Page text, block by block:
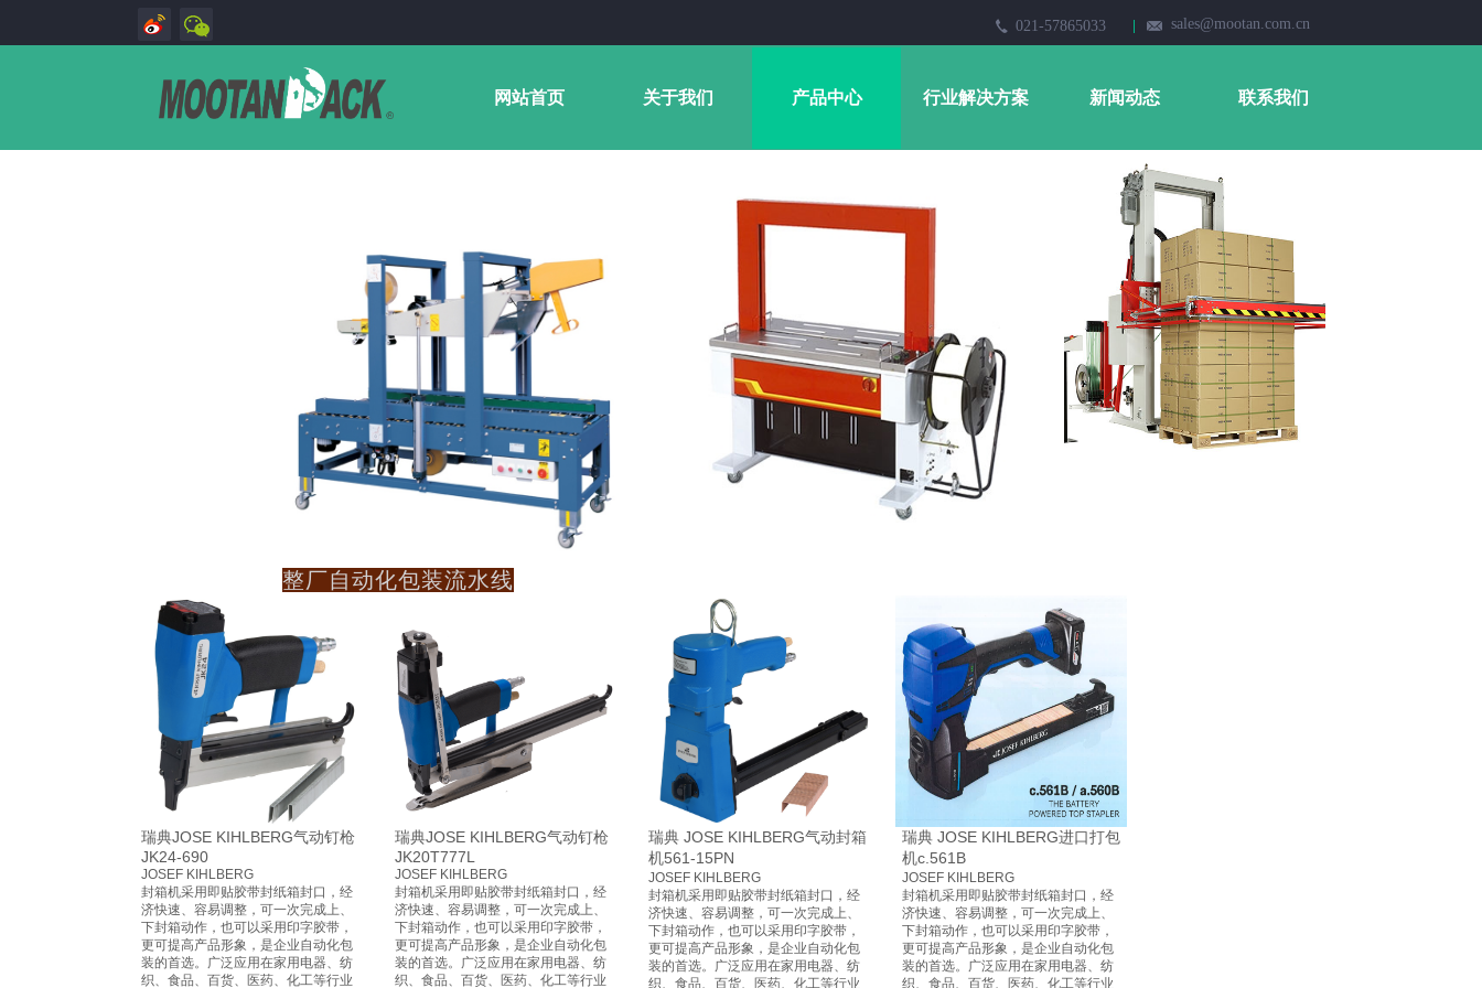
sales@mootan.com.cn
021-57865033
网站首页 关于我们 产品中心 行业解决方案 新闻动态 联系我们
整厂自动化包装流水线
瑞典JOSE KIHLBERG气动钉枪
JK24-690
JOSEF KIHLBERG
封箱机采用即贴胶带封纸箱封口，经
济快速、容易调整，可一次完成上、
下封箱动作，也可以采用印字胶带，
更可提高产品形象，是企业自动化包
装的首选。广泛应用在家用电器、纺
织、食品、百货、医药、化工等行业
瑞典JOSE KIHLBERG气动钉枪
JK20T777L
JOSEF KIHLBERG
封箱机采用即贴胶带封纸箱封口，经
济快速、容易调整，可一次完成上、
下封箱动作，也可以采用印字胶带，
更可提高产品形象，是企业自动化包
装的首选。广泛应用在家用电器、纺
织、食品、百货、医药、化工等行业
瑞典 JOSE KIHLBERG气动封箱
机561-15PN
JOSEF KIHLBERG
封箱机采用即贴胶带封纸箱封口，经
济快速、容易调整，可一次完成上、
下封箱动作，也可以采用印字胶带，
更可提高产品形象，是企业自动化包
装的首选。广泛应用在家用电器、纺
织、食品、百货、医药、化工等行业
瑞典 JOSE KIHLBERG进口打包
机c.561B
JOSEF KIHLBERG
封箱机采用即贴胶带封纸箱封口，经
济快速、容易调整，可一次完成上、
下封箱动作，也可以采用印字胶带，
更可提高产品形象，是企业自动化包
装的首选。广泛应用在家用电器、纺
织、食品、百货、医药、化工等行业